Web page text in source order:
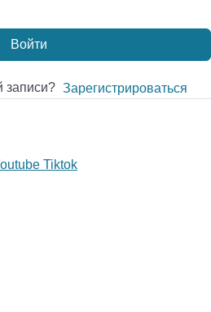
Войти
записи? Зарегистрироваться
Tiktok